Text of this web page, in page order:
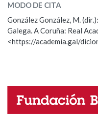
Na fraseoloxía
Marcas gramaticais
ESCOLLE UNHA
Observación
Propoño mellorar a
Nome
MODO DE CITA
González González, M.
Galega. A Coruña: Real
<https://academia.gal/